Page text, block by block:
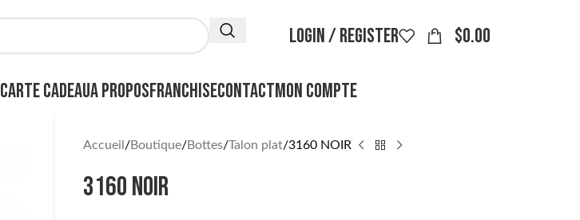
LOGIN / REGISTER $0.00
CARTE CADEAUA PROPOSFRANCHISECONTACTMON COMPTE
Accueil Boutique Bottes Talon plat 3160 NOIR
3160 NOIR